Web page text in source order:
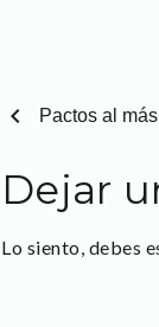
chevron_left Pactos al
Dejar
Lo siento, debes